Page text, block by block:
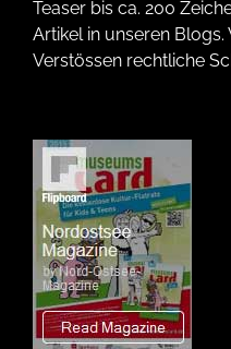
Teaser bis ca. 200
Artikel in unseren
Verstössen rechtliche